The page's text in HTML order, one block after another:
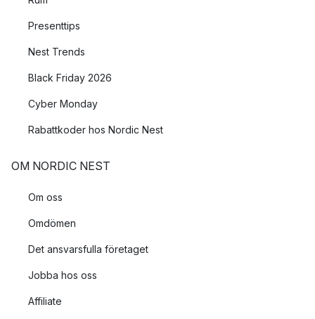
Presenttips
Nest Trends
Black Friday 2026
Cyber Monday
Rabattkoder hos Nordic Nest
OM NORDIC NEST
Om oss
Omdömen
Det ansvarsfulla företaget
Jobba hos oss
Affiliate